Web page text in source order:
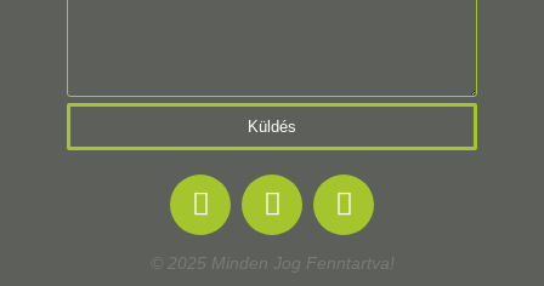
Küldés
© 2025 Minden Jog Fenntartva!